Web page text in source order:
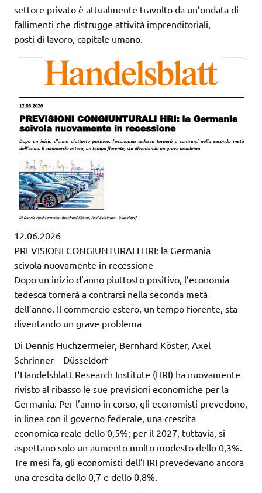
settore privato è attualmente travolto da un’ondata di
fallimenti che distrugge attività imprenditoriali,
posti di lavoro, capitale umano.
12.06.2026
PREVISIONI CONGIUNTURALI HRI: la Germania
scivola nuovamente in recessione
Dopo un inizio d’anno piuttosto positivo, l’economia
tedesca tornerà a contrarsi nella seconda metà
dell’anno. Il commercio estero, un tempo fiorente, sta
diventando un grave problema
Di Dennis Huchzermeier, Bernhard Köster, Axel
Schrinner – Düsseldorf
L’Handelsblatt Research Institute (HRI) ha nuovamente
rivisto al ribasso le sue previsioni economiche per la
Germania. Per l’anno in corso, gli economisti prevedono,
in linea con il governo federale, una crescita
economica reale dello 0,5%; per il 2027, tuttavia, si
aspettano solo un aumento molto modesto dello 0,3%.
Tre mesi fa, gli economisti dell’HRI prevedevano ancora
una crescita dello 0,7 e dello 0,8%.